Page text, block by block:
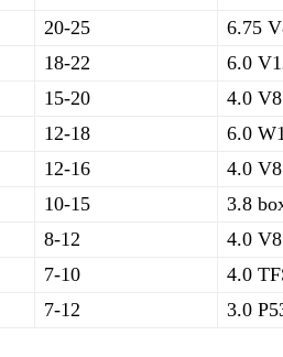
20-25 6.75
18-22 6.0
15-20 4.0
12-18 6.0
12-16 4.0
10-15 3.8
8-12 4.0
7-10 4.0
7-12 3.0